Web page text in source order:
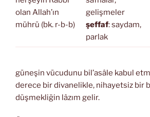
olan Allah’ın
mührü (bk. r-b-b)
gelişmeler
şeffaf: saydam,
parlak
güneşin vücudunu bil’asâle kabul
derece bir divanelikle, nihayetsiz bir
düşmekliğin lâzım gelir.